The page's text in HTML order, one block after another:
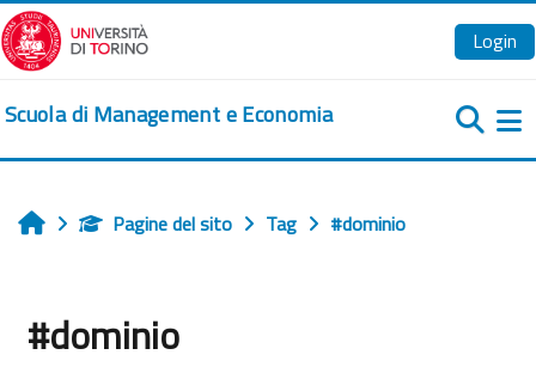
Vai al contenuto principale
Login
Scuola di Management e Economia
HomePagine del sito Tag #dominio
#dominio